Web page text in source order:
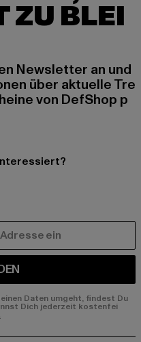
ZU BLEI
Newsletter an und
über aktuelle Tre
von DefShop p
Daten umgeht, findest Du
Dich jederzeit kostenfei